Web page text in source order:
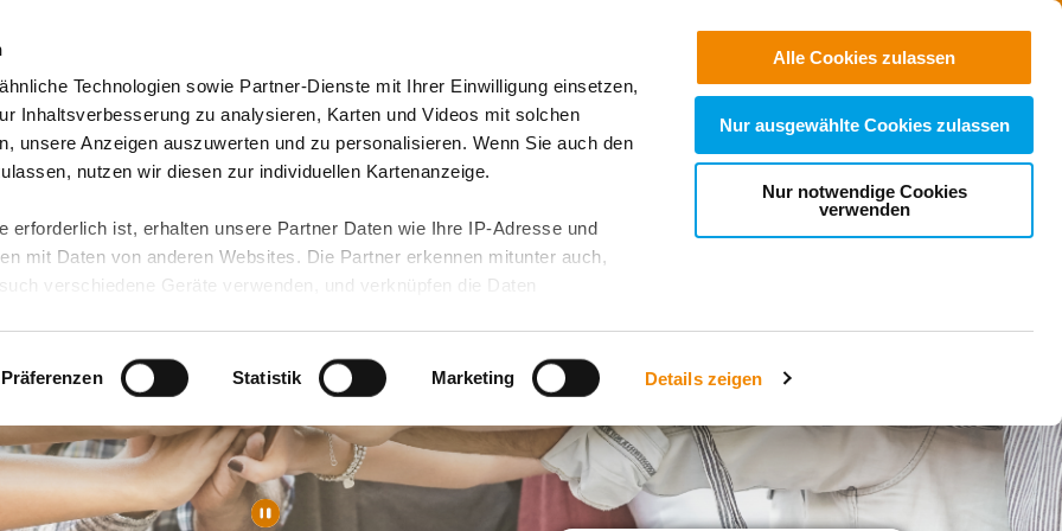
Technologien sowie Partner-Dienste mit Ihrer Einwilligung einsetzen,
Inhaltsverbesserung zu analysieren, Karten und Videos mit solchen
unsere Anzeigen auszuwerten und zu personalisieren. Wenn Sie auch den
nutzen wir diesen zur individuellen Kartenanzeige.
erforderlich ist, erhalten unsere Partner Daten wie Ihre IP-Adresse und
mit Daten von anderen Websites. Die Partner erkennen mitunter auch,
verschiedene Geräte verwenden, und verknüpfen die Daten
Daten führen kann.
unserenDatenschutzhinweisenund in unsererCookie-Übersicht. Wenn
Funktionen für diese Zwecke aktiviert sind, müssen Sie alle Cookie-
können mittels nachfolgender Buttons über Ihre Einwilligung für diese
erteilte Einwilligung stets für die Zukunft widerrufen. Bitte beachten Sie:
Präferenzen Statistik Marketing Details zeigen
Alle Cookies zulassen
Nur ausgewählte Cookies zulassen
Nur notwendige Cookies
verwenden
Suchen
& Angebote Presse & Themen Jobs & Karriere Spenden
Jobs